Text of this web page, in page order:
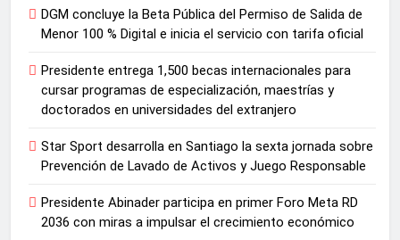
DGM concluye la Beta Pública del Permiso de Salida de
Menor 100 % Digital e inicia el servicio con tarifa oficial
Presidente entrega 1,500 becas internacionales para
cursar programas de especialización, maestrías y
doctorados en universidades del extranjero
Star Sport desarrolla en Santiago la sexta jornada sobre
Prevención de Lavado de Activos y Juego Responsable
Presidente Abinader participa en primer Foro Meta RD
2036 con miras a impulsar el crecimiento económico